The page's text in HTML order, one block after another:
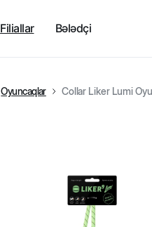
Filiallar Bələdçi
Oyuncaqlar Collar Liker Lumi